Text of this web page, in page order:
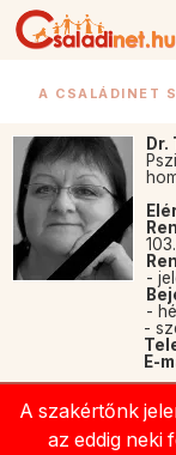
A CSALÁDINET
103.
-
-
-
E-
A szakértőnk
az eddig neki